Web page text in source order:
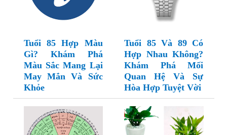
Tuổi 85 Hợp Màu
Gì? Khám Phá
Màu Sắc Mang Lại
May Mắn Và Sức
Khỏe
Tuổi 85 Và 89 Có
Hợp Nhau Không?
Khám Phá Mối
Quan Hệ Và Sự
Hòa Hợp Tuyệt Vời